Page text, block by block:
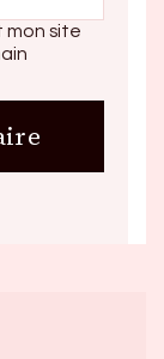
mon site